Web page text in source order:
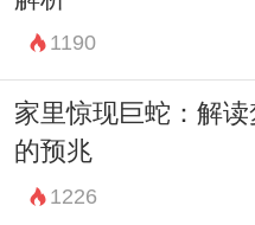
1190
家里惊现巨蛇：解读
的预兆
1226